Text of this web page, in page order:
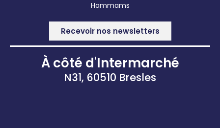
Hammams
Recevoir nos newsletters
À côté d'Intermarché
N31, 60510 Bresles